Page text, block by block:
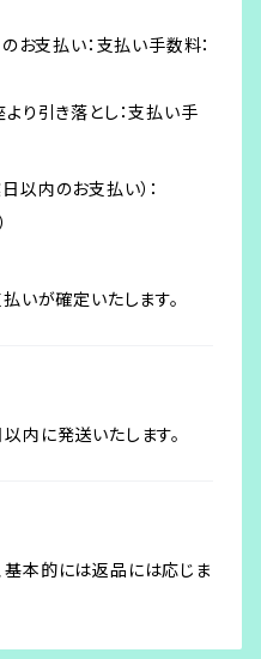
お支払い：支払い手数料：
り引き落とし：支払い手
以内のお支払い）：
いが確定いたします。
内に発送いたします。
基本的には返品には応じま